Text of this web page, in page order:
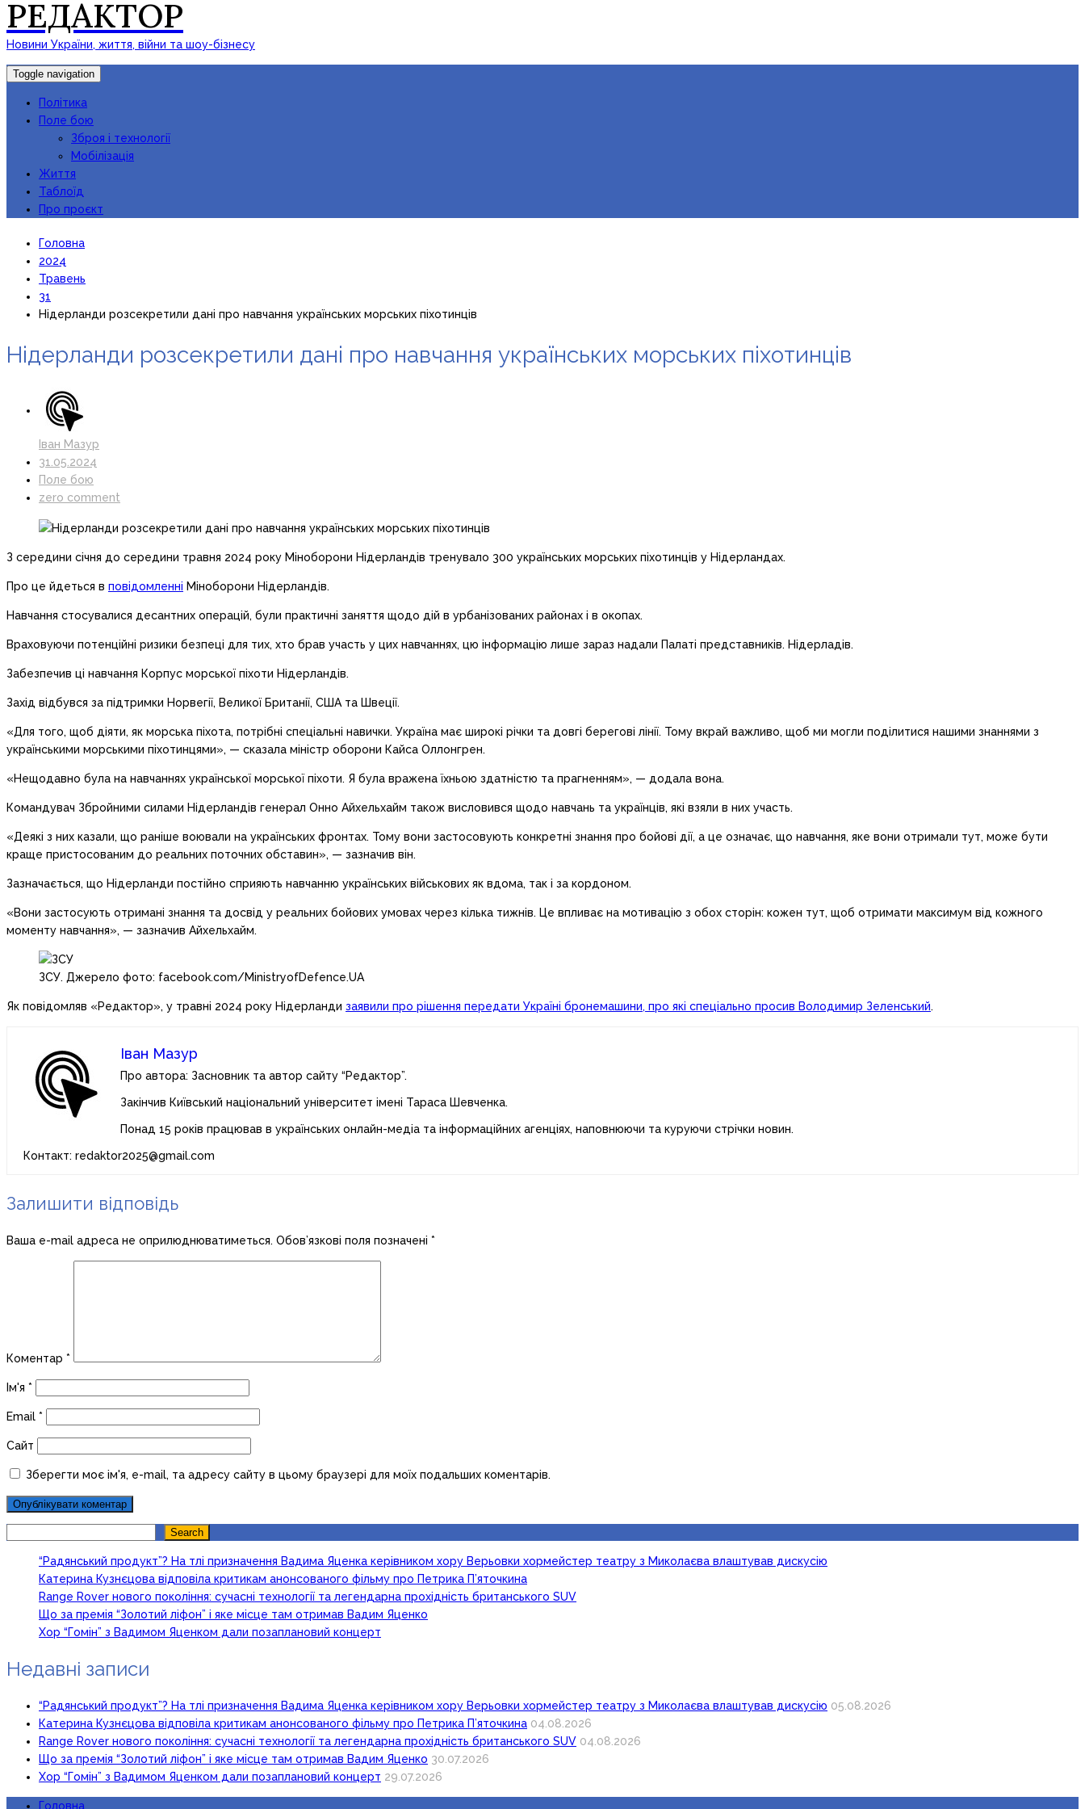
РЕДАКТОР
Новини України, життя, війни та шоу-бізнесу
Toggle navigation
Політика
Поле бою
Зброя і технології
Мобілізація
Життя
Таблоїд
Про проєкт
Головна
2024
Травень
31
Нідерланди розсекретили дані про навчання українських морських піхотинців
Нідерланди розсекретили дані про навчання українських морських піхотинців
Іван Мазур
31.05.2024
Поле бою
zero comment
З середини січня до середини травня 2024 року Міноборони Нідерландів тренувало 300 українських морських піхотинців у Нідерландах.
Про це йдеться в повідомленні Міноборони Нідерландів.
Навчання стосувалися десантних операцій, були практичні заняття щодо дій в урбанізованих районах і в окопах.
Враховуючи потенційні ризики безпеці для тих, хто брав участь у цих навчаннях, цю інформацію лише зараз надали Палаті представників. Нідерладів.
Забезпечив ці навчання Корпус морської піхоти Нідерландів.
Захід відбувся за підтримки Норвегії, Великої Британії, США та Швеції.
«Для того, щоб діяти, як морська піхота, потрібні спеціальні навички. Україна має широкі річки та довгі берегові лінії. Тому вкрай важливо, щоб ми могли поділитися нашими знаннями з
українськими морськими піхотинцями», — сказала міністр оборони Кайса Оллонгрен.
«Нещодавно була на навчаннях української морської піхоти. Я була вражена їхньою здатністю та прагненням», — додала вона.
Командувач Збройними силами Нідерландів генерал Онно Айхельхайм також висловився щодо навчань та українців, які взяли в них участь.
«Деякі з них казали, що раніше воювали на українських фронтах. Тому вони застосовують конкретні знання про бойові дії, а це означає, що навчання, яке вони отримали тут, може бути
краще пристосованим до реальних поточних обставин», — зазначив він.
Зазначається, що Нідерланди постійно сприяють навчанню українських військових як вдома, так і за кордоном.
«Вони застосують отримані знання та досвід у реальних бойових умовах через кілька тижнів. Це впливає на мотивацію з обох сторін: кожен тут, щоб отримати максимум від кожного
моменту навчання», — зазначив Айхельхайм.
ЗСУ. Джерело фото: facebook.com/MinistryofDefence.UA
Як повідомляв «Редактор», у травні 2024 року Нідерланди заявили про рішення передати Україні бронемашини, про які спеціально просив Володимир Зеленський.
Іван Мазур
Про автора: Засновник та автор сайту “Редактор”.
Закінчив Київський національний університет імені Тараса Шевченка.
Понад 15 років працював в українських онлайн-медіа та інформаційних агенціях, наповнюючи та куруючи стрічки новин.
Контакт: redaktor2025@gmail.com
Залишити відповідь
Ваша e-mail адреса не оприлюднюватиметься. Обов’язкові поля позначені *
Коментар *
Ім'я *
Email *
Сайт
Зберегти моє ім'я, e-mail, та адресу сайту в цьому браузері для моїх подальших коментарів.
Search
“Радянський продукт”? На тлі призначення Вадима Яценка керівником хору Верьовки хормейстер театру з Миколаєва влаштував дискусію
Катерина Кузнєцова відповіла критикам анонсованого фільму про Петрика П’яточкина
Range Rover нового покоління: сучасні технології та легендарна прохідність британського SUV
Що за премія “Золотий ліфон” і яке місце там отримав Вадим Яценко
Хор “Гомін” з Вадимом Яценком дали позаплановий концерт
Недавні записи
“Радянський продукт”? На тлі призначення Вадима Яценка керівником хору Верьовки хормейстер театру з Миколаєва влаштував дискусію 05.08.2026
Катерина Кузнєцова відповіла критикам анонсованого фільму про Петрика П’яточкина 04.08.2026
Range Rover нового покоління: сучасні технології та легендарна прохідність британського SUV 04.08.2026
Що за премія “Золотий ліфон” і яке місце там отримав Вадим Яценко 30.07.2026
Хор “Гомін” з Вадимом Яценком дали позаплановий концерт 29.07.2026
Головна